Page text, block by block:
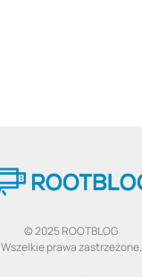
© 2025 ROOTBLOG
Wszelkie prawa zastrzeżone.